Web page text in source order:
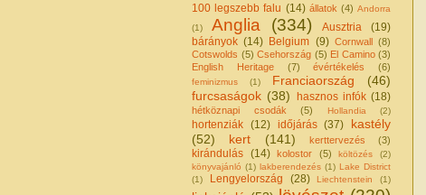
100 legszebb falu (14) állatok (4) Andorra
(1)
Anglia (334) Ausztria
(19)
bárányok (14) Belgium (9) Cornwall (8)
Cotswolds (5) Csehország (5) El Camino (3)
English Heritage
(7) évértékelés (6)
feminizmus (1) Franciaország
(46)
furcsaságok (38) hasznos infók (18)
hétköznapi csodák (5) Hollandia (2)
hortenziák (12) időjárás (37)
kastély
(52)
kert (141) kerttervezés (3)
kirándulás (14) kolostor (5) költözés
(2)
könyvajánló (1) lakberendezés (1) Lake District
(1)
Lengyelország (28) Liechtenstein (1)